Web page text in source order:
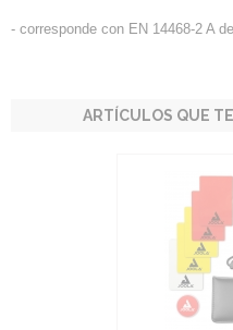
- corresponde con EN 14468-2 A
ARTÍCULOS QUE